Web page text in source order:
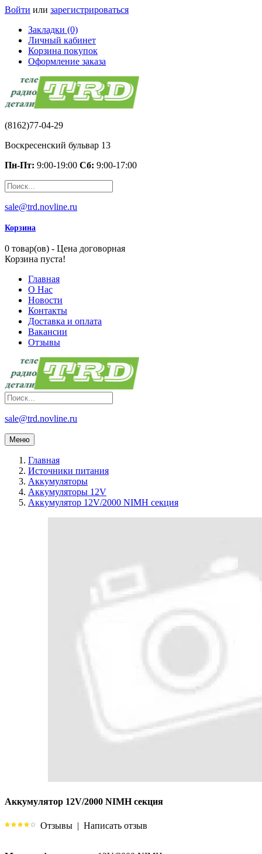
Войти или зарегистрироваться
Закладки (0)
Личный кабинет
Корзина покупок
Оформление заказа
(8162)77-04-29
Воскресенский бульвар 13
Пн-Пт: 9:00-19:00 Сб: 9:00-17:00
sale@trd.novline.ru
Корзина
0 товар(ов) - Цена договорная
Корзина пуста!
Главная
О Нас
Новости
Контакты
Доставка и оплата
Вакансии
Отзывы
sale@trd.novline.ru
Меню
Главная
Источники питания
Аккумуляторы
Аккумуляторы 12V
Аккумулятор 12V/2000 NIMH секция
Аккумулятор 12V/2000 NIMH секция
Отзывы | Написать отзыв